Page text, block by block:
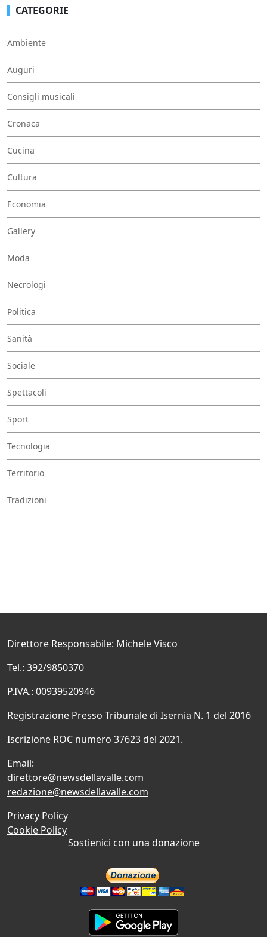
CATEGORIE
Ambiente
Auguri
Consigli musicali
Cronaca
Cucina
Cultura
Economia
Gallery
Moda
Necrologi
Politica
Sanità
Sociale
Spettacoli
Sport
Tecnologia
Territorio
Tradizioni
Direttore Responsabile: Michele Visco
Tel.: 392/9850370
P.IVA.: 00939520946
Registrazione Presso Tribunale di Isernia N. 1 del 2016
Iscrizione ROC numero 37623 del 2021.
Email:
direttore@newsdellavalle.com
redazione@newsdellavalle.com
Privacy Policy
Cookie Policy
Sostienici con una donazione